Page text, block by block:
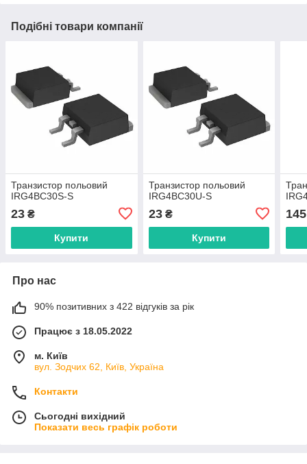
Подібні товари компанії
Транзистор польовий
IRG4BC30S-S
23 ₴
Купити
Транзистор польовий
IRG4BC30U-S
23₴
Купити
145
Про нас
90% позитивних з 422 відгуків за рік
Працює з 18.05.2022
м. Київ
вул. Зодчих 62, Київ, Україна
Контакти
Сьогодні вихідний
Показати весь графік роботи